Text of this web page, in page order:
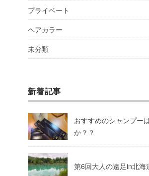
プライベート
ヘアカラー
未分類
新着記事
おすすめのシャンプー
か？？
第6回大人の遠足in北